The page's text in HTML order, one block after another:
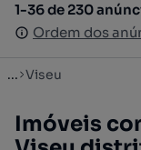
1-36 de 230
Ordem dos
1-36 de 230
Ordem dos
... Viseu
Imóveis